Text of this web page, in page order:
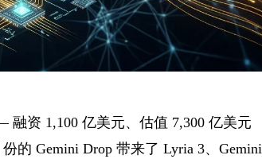
资 1,100 亿美元、估值 7,300 亿美元
的 Gemini Drop 带来了 Lyria 3、Gemini